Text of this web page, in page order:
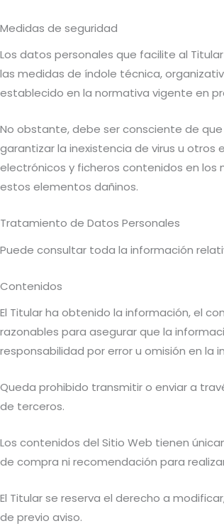
Medidas de seguridad
Los datos personales que facilite al
las medidas de índole técnica,
establecido en la normativa vigente en
No obstante, debe ser consciente de
garantizar la inexistencia de virus u
electrónicos y ficheros contenidos en
estos elementos dañinos.
Tratamiento de Datos Personales
Puede consultar toda la información
Contenidos
El Titular ha obtenido la información, el
razonables para asegurar que la
responsabilidad por error u omisión en la
Queda prohibido transmitir o enviar a
de terceros.
Los contenidos del Sitio Web tienen
de compra ni recomendación para
El Titular se reserva el derecho a
de previo aviso.